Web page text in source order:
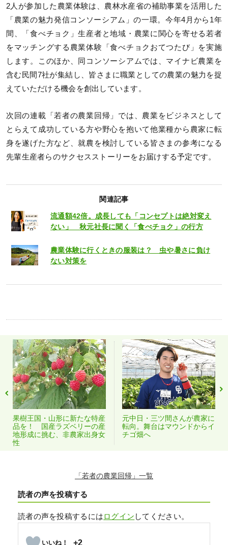
2人が参加した農業体験は、農林水産省の補助事業を活用した
「農業の魅力発信コンソーシアム」の一環。今年4月から1年
間、「食べチョク」生産者と地域・農業に関心を寄せる若者
をマッチングする農業体験「食べチョクおてつたび」を実施
します。このほか、同コンソーシアムでは、マイナビ農業を
含む民間7社が集結し、皆さまに職業としての農業の魅力を捉
えていただける機会を創出しています。
次回の連載「若者の農業回帰」では、農業をビジネスとして
とらえて成功している方や野心を抱いて他業種から農家に転
身を遂げた方など、就農を検討している皆さまの参考になる
先輩生産者らのサクセスストーリーをお届けする予定です。
関連記事
流通額42倍。成長しても「コンセプトは絶対変え
ない」 秋元社長に聞く「食べチョク」の行方
農業体験に行くときの服装は？ 虫や暑さに負け
ない対策を
果樹王国・山形に新たな特産
品を！ 国産ラズベリーの産
地形成に挑む、非農家出身女
性
元中日・三ツ間さんが農家に
転向。舞台はマウンドからイ
チゴ畑へ
「若者の農業回帰」
読者の声を投稿する
読者の声を投稿するにはログイン してください。
+2